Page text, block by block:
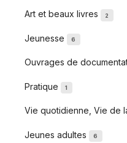
Art et beaux livres 2
Jeunesse 6
Ouvrages de
Pratique 1
Vie quotidienne, Vie de
Jeunes adultes 6